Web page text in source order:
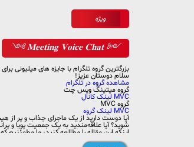
ویژه
༺ 𝐌𝐞𝐞𝐭𝐢𝐧𝐠 𝐕𝐨𝐢𝐜𝐞 𝐂𝐡𝐚𝐭 ༻
بزرگترین گروه تلگرام با جایزه های میلیونی
سلام دوستان عزیز!
مشاهده گروه در تلگرام
گروه میتینگ ویس چت
MVC لینک کانال
گروه MVC
MVC لینک گروه
آیا دوست دارید از یک ماجرای جذاب و پر از
شوید؟ آیا علاقه‌مندید به یک جمعیت پویا و
اینکه این مقاله را مطالعه کنید، ما
و از فرصت‌های بی‌نظیر آن بهره‌مند خواهید شد.